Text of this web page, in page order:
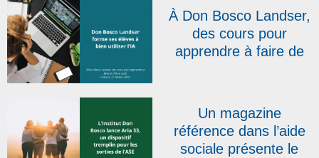
le Don Bosco Tour qui
s’élancera le 20 avril
À Don Bosco Landser,
des cours pour
apprendre à faire de
Un magazine
référence dans l’aide
sociale présente le